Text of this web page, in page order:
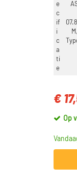
e
c
if
i
c
a
ti
e
€
Op